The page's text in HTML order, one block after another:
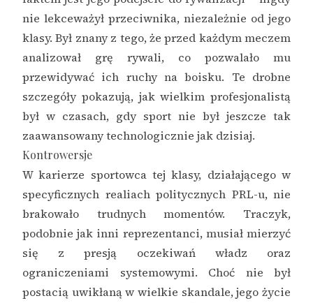
nie lekceważył przeciwnika, niezależnie od jego
klasy. Był znany z tego, że przed każdym meczem
analizował grę rywali, co pozwalało mu
przewidywać ich ruchy na boisku. Te drobne
szczegóły pokazują, jak wielkim profesjonalistą
był w czasach, gdy sport nie był jeszcze tak
zaawansowany technologicznie jak dzisiaj.
Kontrowersje
W karierze sportowca tej klasy, działającego w
specyficznych realiach politycznych PRL-u, nie
brakowało trudnych momentów. Traczyk,
podobnie jak inni reprezentanci, musiał mierzyć
się z presją oczekiwań władz oraz
ograniczeniami systemowymi. Choć nie był
postacią uwikłaną w wielkie skandale, jego życie